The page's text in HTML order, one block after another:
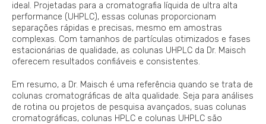
ideal. Projetadas para a cromatografia líquida de ultra alta
performance (UHPLC), essas colunas proporcionam
separações rápidas e precisas, mesmo em amostras
complexas. Com tamanhos de partículas otimizados e fases
estacionárias de qualidade, as colunas UHPLC da Dr. Maisch
oferecem resultados confiáveis e consistentes.
Em resumo, a Dr. Maisch é uma referência quando se trata de
colunas cromatográficas de alta qualidade. Seja para análises
de rotina ou projetos de pesquisa avançados, suas colunas
cromatográficas, colunas HPLC e colunas UHPLC são